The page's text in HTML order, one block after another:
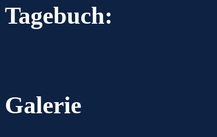
Tagebuch:
Galerie